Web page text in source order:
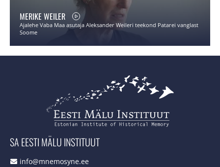
MERIKE WEILER
Ajalehe Vaba Maa asutaja Aleksander Weileri teekond Patarei vanglast
Soome
SA EESTI MÄLU INSTITUUT
info@mnemosyne.ee